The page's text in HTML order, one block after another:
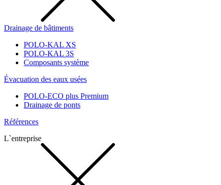
Drainage de bâtiments
POLO-KAL XS
POLO-KAL 3S
Composants système
Évacuation des eaux usées
POLO-ECO plus Premium
Drainage de ponts
Références
L`entreprise